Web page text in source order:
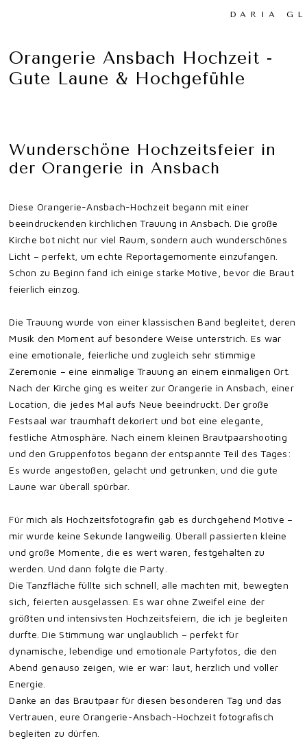
DARIA
Orangerie Ansbach Hochzeit -
Gute Laune & Hochgefühle
Wunderschöne Hochzeitsfeier in
der Orangerie in Ansbach
Diese Orangerie-Ansbach-Hochzeit begann mit einer
beeindruckenden kirchlichen Trauung in Ansbach. Die große
Kirche bot nicht nur viel Raum, sondern auch wunderschönes
Licht – perfekt, um echte Reportagemomente einzufangen.
Schon zu Beginn fand ich einige starke Motive, bevor die Braut
feierlich einzog.
Die Trauung wurde von einer klassischen Band begleitet, deren
Musik den Moment auf besondere Weise unterstrich. Es war
eine emotionale, feierliche und zugleich sehr stimmige
Zeremonie – eine einmalige Trauung an einem einmaligen Ort.
Nach der Kirche ging es weiter zur Orangerie in Ansbach, einer
Location, die jedes Mal aufs Neue beeindruckt. Der große
Festsaal war traumhaft dekoriert und bot eine elegante,
festliche Atmosphäre. Nach einem kleinen Brautpaarshooting
und den Gruppenfotos begann der entspannte Teil des Tages:
Es wurde angestoßen, gelacht und getrunken, und die gute
Laune war überall spürbar.
Für mich als Hochzeitsfotografin gab es durchgehend Motive –
mir wurde keine Sekunde langweilig. Überall passierten kleine
und große Momente, die es wert waren, festgehalten zu
werden. Und dann folgte die Party.
Die Tanzfläche füllte sich schnell, alle machten mit, bewegten
sich, feierten ausgelassen. Es war ohne Zweifel eine der
größten und intensivsten Hochzeitsfeiern, die ich je begleiten
durfte. Die Stimmung war unglaublich – perfekt für
dynamische, lebendige und emotionale Partyfotos, die den
Abend genauso zeigen, wie er war: laut, herzlich und voller
Energie.
Danke an das Brautpaar für diesen besonderen Tag und das
Vertrauen, eure Orangerie-Ansbach-Hochzeit fotografisch
begleiten zu dürfen.